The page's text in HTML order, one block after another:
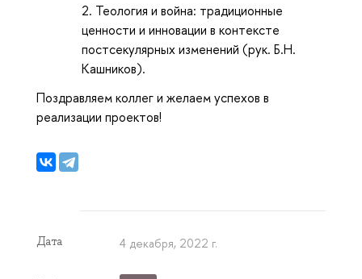
Теология и война: традиционные
ценности и инновации в контексте
постсекулярных изменений (рук. Б.Н.
Кашников).
Поздравляем коллег и желаем успехов в
реализации проектов!
Дата 4 декабря, 2022 г.